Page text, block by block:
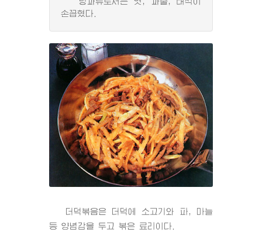
손꼽혔다.
더덕볶음은 더덕에 소고기와 파, 마늘
등 양념감을 두고 볶은 료리이다.